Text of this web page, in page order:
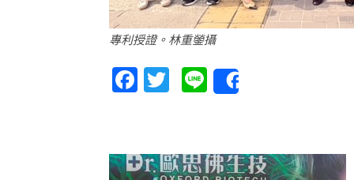
專利授證。林重鎣攝
Facebook
Twitter
Line